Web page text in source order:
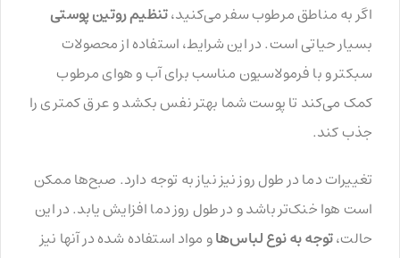
اگر به مناطق مرطوب سفر می‌کنید،تنظیم روتین پوستی
بسیار حیاتی است. در این شرایط، استفاده از محصولات
سبکتر و با فرمولاسیون مناسب برای آب و هوای مرطوب
کمک می‌کند تا پوست شما بهتر نفس بکشد و عرق کمتری را
جذب کند.
تغییرات دما در طول روز نیز نیاز به توجه دارد. صبح‌ها ممکن
است هوا خنک‌تر باشد و در طول روز دما افزایش یابد. در این
حالت،توجه به نوع لباس‌هاو مواد استفاده شده در آنها نیز